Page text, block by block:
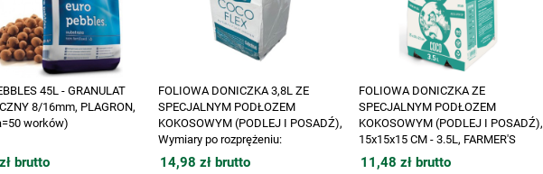
45L - GRANULAT
8/16mm, PLAGRON,
worków)
brutto
FOLIOWA DONICZKA 3,8L ZE
SPECJALNYM PODŁOZEM
KOKOSOWYM (PODLEJ I POSADŹ),
Wymiary po rozprężeniu:
15×15×15cm, CANNA COCO FLEX
14,98 zł brutto
FOLIOWA DONICZKA ZE
SPECJALNYM PODŁOZEM
KOKOSOWYM (PODLEJ I POSADŹ),
15x15x15 CM - 3.5L, FARMER'S
CHOICE
11,48 zł brutto